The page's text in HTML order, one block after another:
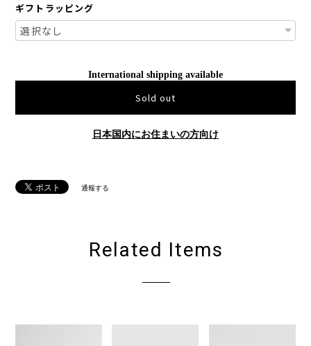
ギフトラッピング
International shipping available
Sold out
日本国内にお住まいの方向け
通報する
Related Items